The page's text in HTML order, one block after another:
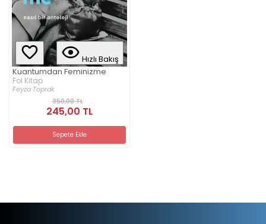
Hızlı Bakış
Kuantumdan Feminizme
Fol Kitap
Feyza Toprak
350,00 TL
245,00 TL
Sepete Ekle